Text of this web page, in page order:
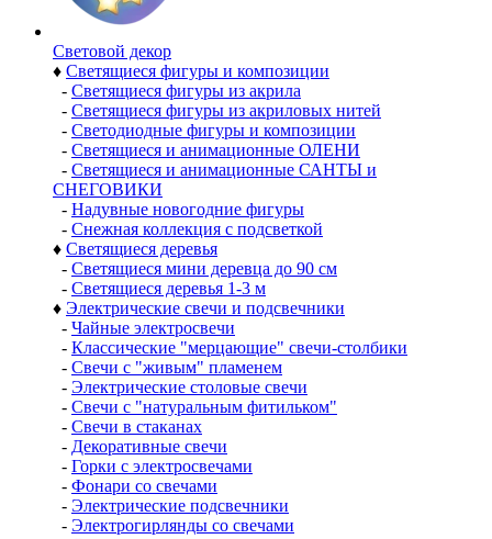
Световой декор
♦ Светящиеся фигуры и композиции
- Светящиеся фигуры из акрила
- Светящиеся фигуры из акриловых нитей
- Светодиодные фигуры и композиции
- Светящиеся и анимационные ОЛЕНИ
- Светящиеся и анимационные САНТЫ и
СНЕГОВИКИ
- Надувные новогодние фигуры
- Снежная коллекция с подсветкой
♦ Светящиеся деревья
- Светящиеся мини деревца до 90 см
- Светящиеся деревья 1-3 м
♦ Электрические свечи и подсвечники
- Чайные электросвечи
- Классические "мерцающие" свечи-столбики
- Свечи с "живым" пламенем
- Электрические столовые свечи
- Свечи с "натуральным фитильком"
- Свечи в стаканах
- Декоративные свечи
- Горки с электросвечами
- Фонари со свечами
- Электрические подсвечники
- Электрогирлянды со свечами